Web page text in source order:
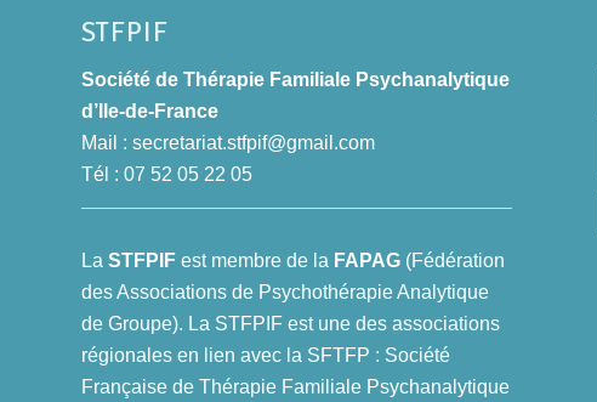
STFPIF
Société de Thérapie Familiale Psychanalytique
d’Ile-de-France
Mail : secretariat.stfpif@gmail.com
Tél : 07 52 05 22 05
La STFPIF est membre de la FAPAG (Fédération
des Associations de Psychothérapie Analytique
de Groupe). La STFPIF est une des associations
régionales en lien avec la SFTFP : Société
Française de Thérapie Familiale Psychanalytique